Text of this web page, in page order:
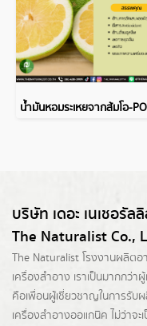
บริษัท เดอะ เนเชอรัล
The Naturalist Co.,
The Naturalist โรงงานผลิตอ
เครื่องสำอาง เราเป็นมากกว่าผู้
คือเพื่อนผู้เชี่ยวชาญในการรับ
เครื่องสำอางออแกนิค ไม่ว่า